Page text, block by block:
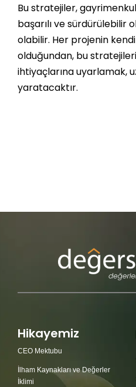
Bu stratejiler,
başarılı ve sürdürülebilir
olabilir. Her projenin
olduğundan, bu
ihtiyaçlarına uyarlamak,
yaratacaktır.
Hikayemiz
CEO Mektubu
İlham Kaynakları ve Değerler
İklimi